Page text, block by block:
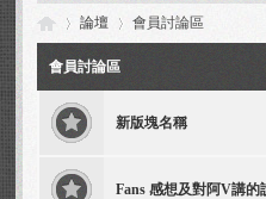
»
論壇 會員討論區
會員討論區
新版塊名稱
Fans 感想及對阿V講的